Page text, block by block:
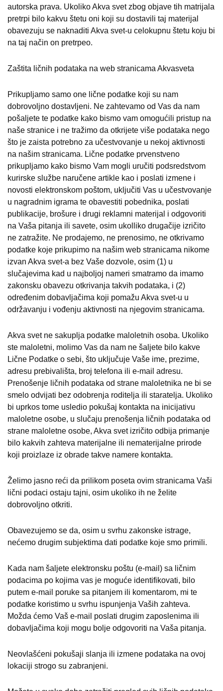
autorska prava. Ukoliko Akva svet zbog objave tih matrijala
pretrpi bilo kakvu štetu oni koji su dostavili taj materijal
obavezuju se naknaditi Akva svet-u celokupnu štetu koju bi
na taj način on pretrpeo.
Zaštita ličnih podataka na web stranicama Akvasveta
Prikupljamo samo one lične podatke koji su nam
dobrovoljno dostavljeni. Ne zahtevamo od Vas da nam
pošaljete te podatke kako bismo vam omogućili pristup na
naše stranice i ne tražimo da otkrijete više podataka nego
što je zaista potrebno za učestvovanje u nekoj aktivnosti
na našim stranicama. Lične podatke prvenstveno
prikupljamo kako bismo Vam mogli uručiti podsredstvom
kurirske službe naručene artikle kao i poslati izmene i
novosti elektronskom poštom, uključiti Vas u učestvovanje
u nagradnim igrama te obavestiti pobednika, poslati
publikacije, brošure i drugi reklamni materijal i odgovoriti
na Vaša pitanja ili savete, osim ukolliko drugačije izričito
ne zatražite. Ne prodajemo, ne prenosimo, ne otkrivamo
podatke koje prikupimo na našim web stranicama nikome
izvan Akva svet-a bez Vaše dozvole, osim (1) u
slučajevima kad u najboljoj nameri smatramo da imamo
zakonsku obavezu otkrivanja takvih podataka, i (2)
određenim dobavljačima koji pomažu Akva svet-u u
održavanju i vođenju aktivnosti na njegovim stranicama.
Akva svet ne sakuplja podatke maloletnih osoba. Ukoliko
ste maloletni, molimo Vas da nam ne šaljete bilo kakve
Lične Podatke o sebi, što uključuje Vaše ime, prezime,
adresu prebivališta, broj telefona ili e-mail adresu.
Prenošenje ličnih podataka od strane maloletnika ne bi se
smelo odvijati bez odobrenja roditelja ili staratelja. Ukoliko
bi uprkos tome usledio pokušaj kontakta na inicijativu
maloletne osobe, u slučaju prenošenja ličnih podataka od
strane maloletne osobe, Akva svet izričito odbija primanje
bilo kakvih zahteva materijalne ili nematerijalne prirode
koji proizlaze iz obrade takve namere kontakta.
Želimo jasno reći da prilikom poseta ovim stranicama Vaši
lični podaci ostaju tajni, osim ukoliko ih ne želite
dobrovoljno otkriti.
Obavezujemo se da, osim u svrhu zakonske istrage,
nećemo drugim subjektima dati podatke koje smo primili.
Kada nam šaljete elektronsku poštu (e-mail) sa ličnim
podacima po kojima vas je moguće identifikovati, bilo
putem e-mail poruke sa pitanjem ili komentarom, mi te
podatke koristimo u svrhu ispunjenja Vaših zahteva.
Možda ćemo Vaš e-mail poslati drugim zaposlenima ili
dobavljačima koji mogu bolje odgovoriti na Vaša pitanja.
Neovlašćeni pokušaji slanja ili izmene podataka na ovoj
lokaciji strogo su zabranjeni.